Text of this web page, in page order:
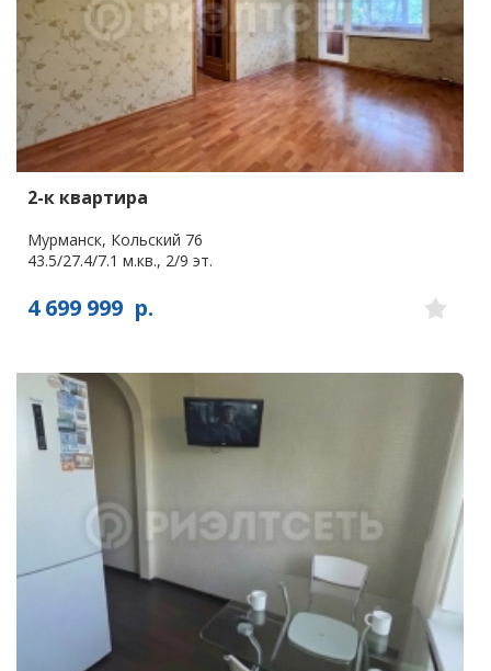
2-к квартира
Мурманск, Кольский 76
43.5/27.4/7.1 м.кв., 2/9 эт.
4 699 999 р.